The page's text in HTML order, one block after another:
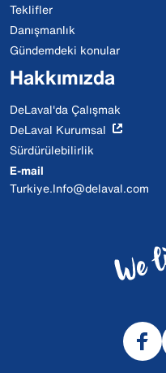
Teklifler
Danışmanlık
Gündemdeki konular
Hakkımızda
DeLaval'da Çalışmak
DeLaval Kurumsal
Sürdürülebilirlik
E-mail
Turkiye.Info@delaval.com